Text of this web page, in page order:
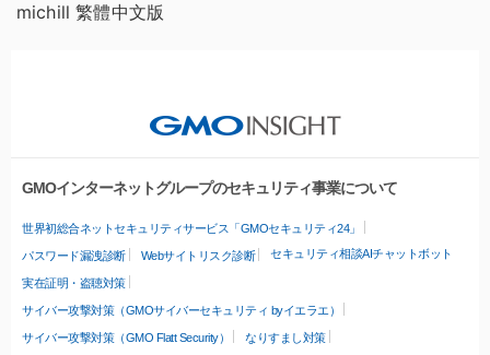
michill 繁體中文版
GMOインターネットグループのセキュリティ事業について
世界初総合ネットセキュリティサービス「GMOセキュリティ24」
パスワード漏洩診断 Webサイトリスク診断 セキュリティ相談AIチャットボット
実在証明・盗聴対策
サイバー攻撃対策（GMOサイバーセキュリティ byイエラエ）
サイバー攻撃対策（GMO Flatt Security）
なりすまし対策